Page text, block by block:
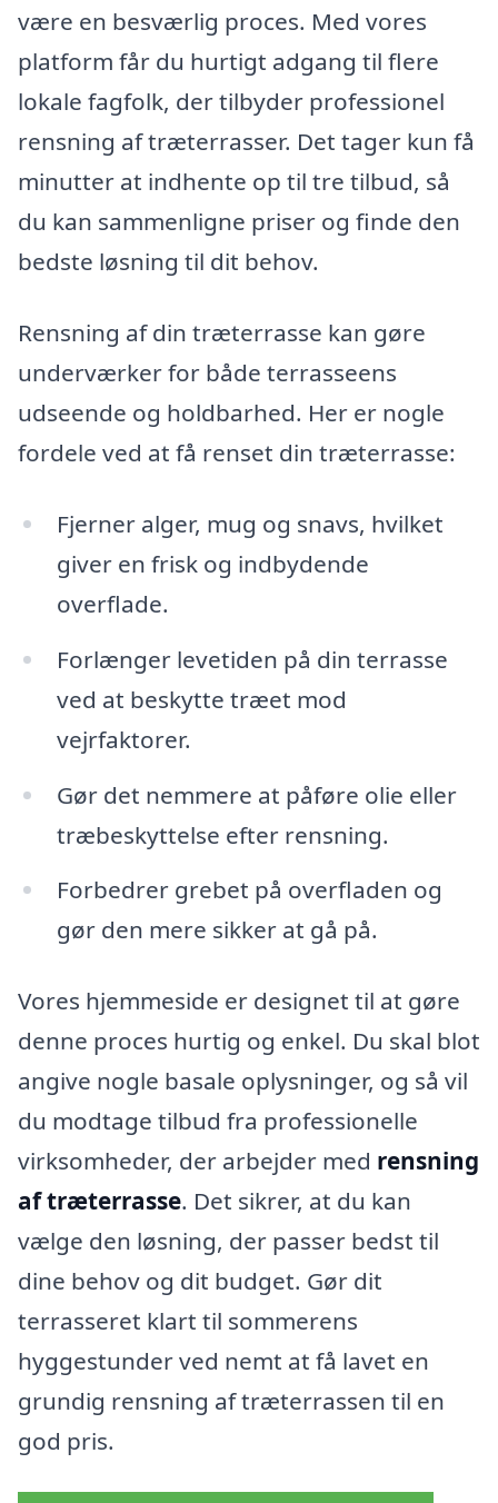
være en besværlig proces. Med vores
platform får du hurtigt adgang til flere
lokale fagfolk, der tilbyder professionel
rensning af træterrasser. Det tager kun få
minutter at indhente op til tre tilbud, så
du kan sammenligne priser og finde den
bedste løsning til dit behov.
Rensning af din træterrasse kan gøre
underværker for både terrasseens
udseende og holdbarhed. Her er nogle
fordele ved at få renset din træterrasse:
Fjerner alger, mug og snavs, hvilket
giver en frisk og indbydende
overflade.
Forlænger levetiden på din terrasse
ved at beskytte træet mod
vejrfaktorer.
Gør det nemmere at påføre olie eller
træbeskyttelse efter rensning.
Forbedrer grebet på overfladen og
gør den mere sikker at gå på.
Vores hjemmeside er designet til at gøre
denne proces hurtig og enkel. Du skal blot
angive nogle basale oplysninger, og så vil
du modtage tilbud fra professionelle
virksomheder, der arbejder med rensning
af træterrasse. Det sikrer, at du kan
vælge den løsning, der passer bedst til
dine behov og dit budget. Gør dit
terrasseret klart til sommerens
hyggestunder ved nemt at få lavet en
grundig rensning af træterrassen til en
god pris.